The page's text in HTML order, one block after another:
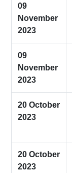
09
November
2023
09
November
2023
20 October
2023
20 October
2023